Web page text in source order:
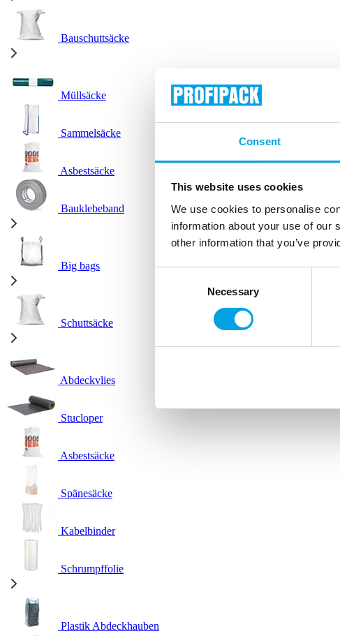
Consent
This website uses cookies
We use cookies to personalise
information about your use of our
other information that you’ve
Necessary
Bauschuttsäcke
Müllsäcke
Sammelsäcke
Asbestsäcke
Bauklebeband
Big bags
Schuttsäcke
Abdeckvlies
Stucloper
Asbestsäcke
Spänesäcke
Kabelbinder
Schrumpffolie
Plastik Abdeckhauben